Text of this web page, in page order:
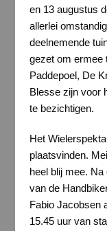
en 13 augustus
allerlei
deelnemende
gezet om ermee
Paddepoel, De
Blesse zijn voor
te bezichtigen.
Het
plaatsvinden.
heel blij mee.
van de
Fabio Jacobsen
15.45 uur van